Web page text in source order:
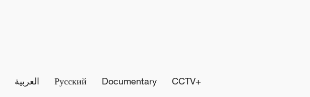
العربية Русский Documentary CCTV+